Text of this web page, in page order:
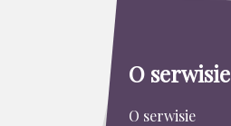
O serwisie
O serwisie